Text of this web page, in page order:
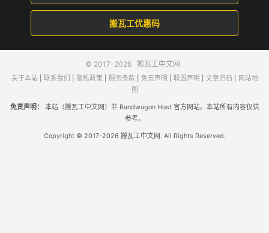
搬瓦工优惠码
© 2017-2026 搬瓦工中文网
关于本站| 联系我们 隐私政策 服务条款 免责声明 联盟声明 文章归档
网站地
图
免责声明：
本站（搬瓦工中文网）非 Bandwagon Host 官方网站。本站所有内容仅供
参考。
Copyright © 2017-2026 搬瓦工中文网. All Rights Reserved.